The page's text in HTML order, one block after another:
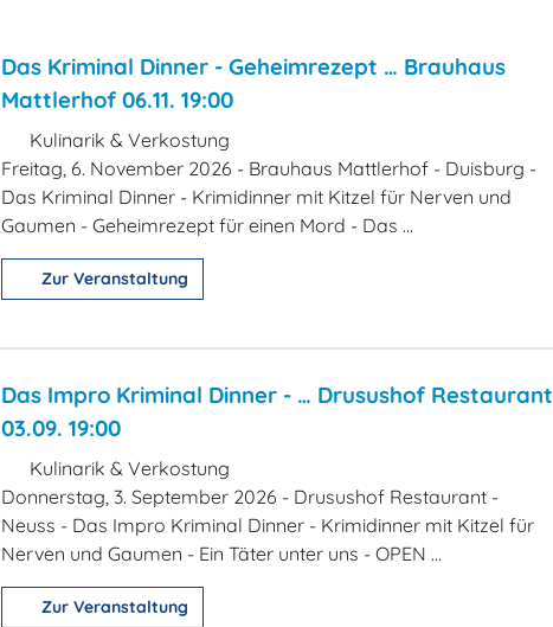
Das Kriminal Dinner - Geheimrezept … Brauhaus
Mattlerhof 06.11. 19:00
Kulinarik & Verkostung
Freitag, 6. November 2026 - Brauhaus Mattlerhof - Duisburg -
Das Kriminal Dinner - Krimidinner mit Kitzel für Nerven und
Gaumen - Geheimrezept für einen Mord - Das ...
Zur Veranstaltung
Das Impro Kriminal Dinner - … Drusushof Restaurant
03.09. 19:00
Kulinarik & Verkostung
Donnerstag, 3. September 2026 - Drusushof Restaurant -
Neuss - Das Impro Kriminal Dinner - Krimidinner mit Kitzel für
Nerven und Gaumen - Ein Täter unter uns - OPEN ...
Zur Veranstaltung